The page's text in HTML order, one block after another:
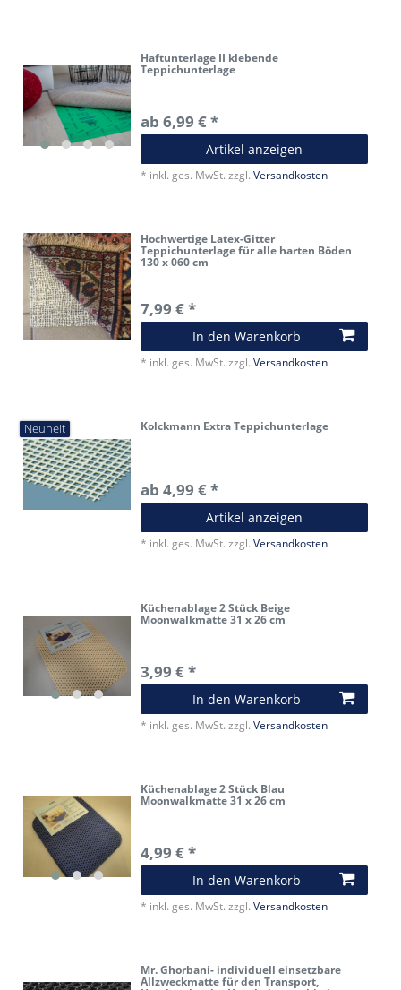
Haftunterlage II klebende
Teppichunterlage
ab 6,99 € *
Artikel anzeigen
* inkl. ges. MwSt. zzgl.Versandkosten
Hochwertige Latex-Gitter
Teppichunterlage für alle harten Böden
130 x 060 cm
7,99 € *
In den Warenkorb
* inkl. ges. MwSt. zzgl.Versandkosten
Neuheit Kolckmann Extra Teppichunterlage
ab 4,99 € *
Artikel anzeigen
* inkl. ges. MwSt. zzgl.Versandkosten
Küchenablage 2 Stück Beige
Moonwalkmatte 31 x 26 cm
3,99 € *
In den Warenkorb
* inkl. ges. MwSt. zzgl.Versandkosten
Küchenablage 2 Stück Blau
Moonwalkmatte 31 x 26 cm
4,99 € *
In den Warenkorb
* inkl. ges. MwSt. zzgl.Versandkosten
Mr. Ghorbani- individuell einsetzbare
Allzweckmatte für den Transport,